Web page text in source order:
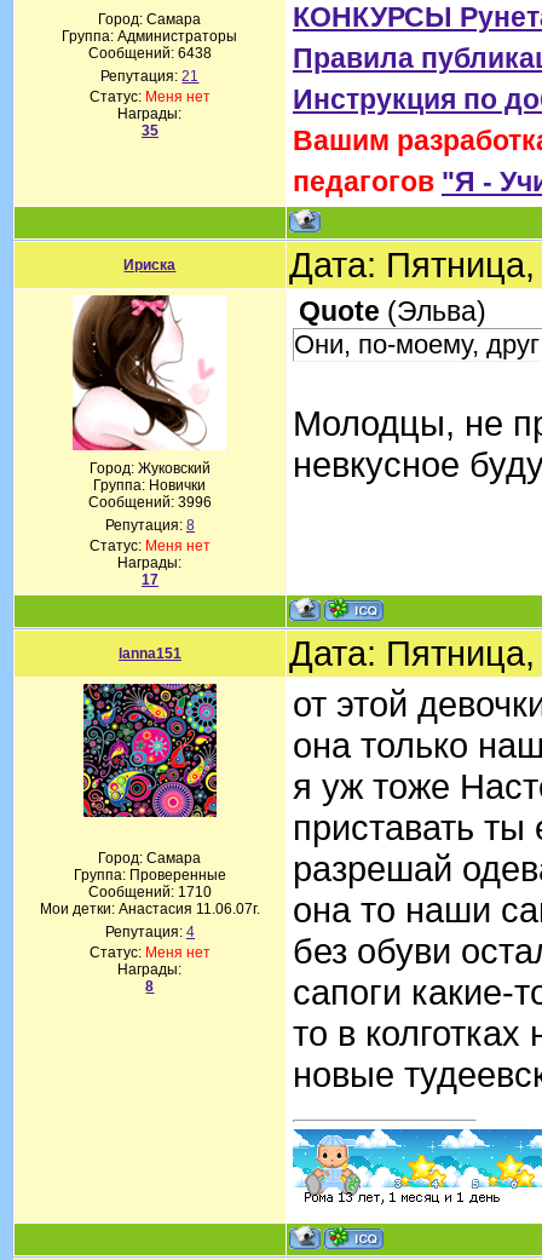
Город: Самара
Группа: Администраторы
Сообщений: 6438
Репутация:21
Статус: Меня нет
Награды:
35
КОНКУРСЫ
Правила
Инструкция по
Вашим
педагогов "Я -
Ириска Дата:
Город: Жуковский
Группа: Новички
Сообщений: 3996
Репутация: 8
Статус: Меня нет
Награды:
17
Quote (Эльва)
Они, по-моему,
Молодцы, не
невкусное
lanna151 Дата:
Город: Самара
Группа: Проверенные
Сообщений: 1710
Мои детки: Анастасия 11.06.07г.
Репутация: 4
Статус: Меня нет
Награды:
8
от этой
она только
я уж тоже
приставать
разрешай
она то наши
без обуви
сапоги какие-
то в
новые